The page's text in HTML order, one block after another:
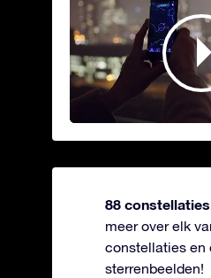
88
meer over elk
constellaties en
sterrenbeelden!